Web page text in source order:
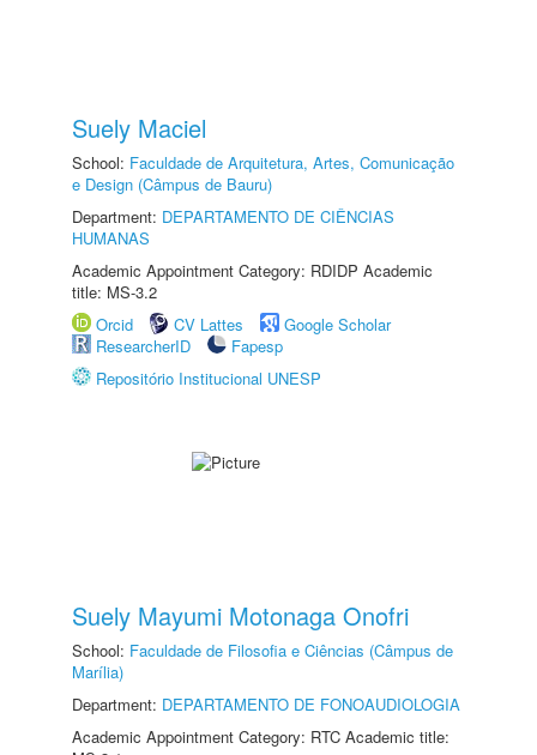
Suely Maciel
School: Faculdade de Arquitetura, Artes, Comunicação
e Design (Câmpus de Bauru)
Department: DEPARTAMENTO DE CIÊNCIAS
HUMANAS
Academic Appointment Category: RDIDP Academic
title: MS-3.2
Orcid
CV Lattes
Google Scholar
ResearcherID
Fapesp
Repositório Institucional UNESP
Suely Mayumi Motonaga Onofri
School: Faculdade de Filosofia e Ciências (Câmpus de
Marília)
Department: DEPARTAMENTO DE FONOAUDIOLOGIA
Academic Appointment Category: RTC Academic title: